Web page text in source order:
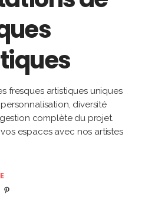
fresques artistiques uniques
diversité
complète du projet.
espaces avec nos artistes